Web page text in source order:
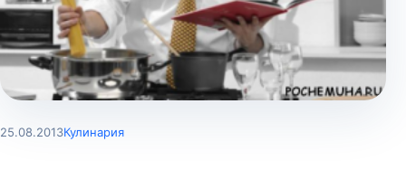
25.08.2013Кулинария